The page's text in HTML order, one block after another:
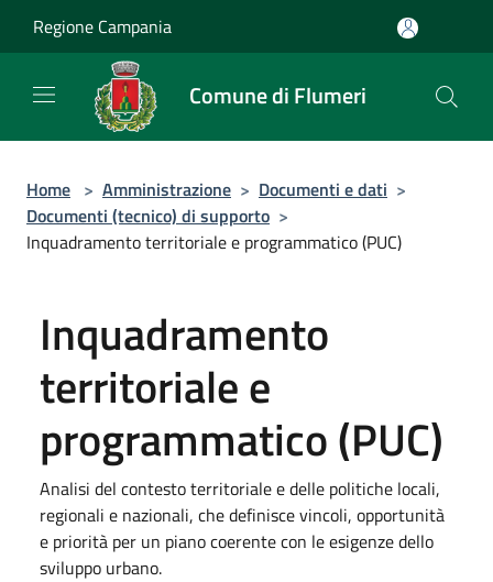
Regione Campania
Comune di Flumeri
Home > Amministrazione > Documenti e dati >
Documenti (tecnico) di supporto >
Inquadramento territoriale e programmatico (PUC)
Inquadramento
territoriale e
programmatico (PUC)
Analisi del contesto territoriale e delle politiche locali,
regionali e nazionali, che definisce vincoli, opportunità
e priorità per un piano coerente con le esigenze dello
sviluppo urbano.